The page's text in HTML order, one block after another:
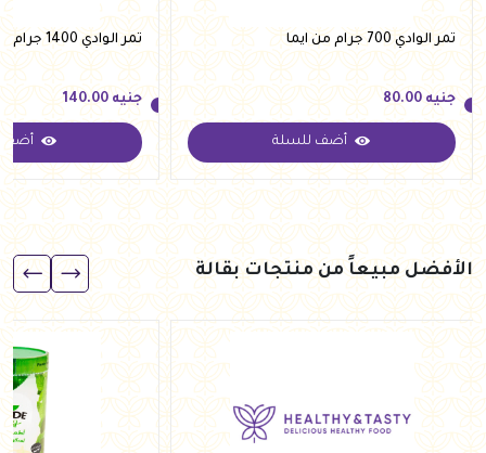
تمر الوادي 700 جرام من ايما
جنيه
جنيه 80.00
أضف للسلة
تمر الوادي 1400 جرام من ايما
جنيه
جنيه 140.00
أضف
الأفضل مبيعاً من منتجات بقالة